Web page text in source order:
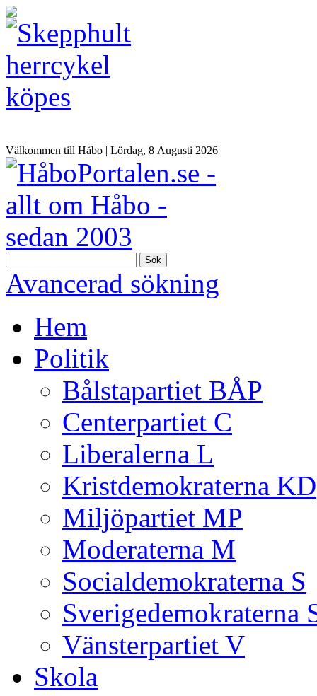
Välkommen till Håbo | Lördag, 8 Αugusti 2026
Sök
Avancerad sökning
Hem
Politik
Bålstapartiet BÅP
Centerpartiet C
Liberalerna L
Kristdemokraterna KD
Miljöpartiet MP
Moderaterna M
Socialdemokraterna S
Sverigedemokraterna
Vänsterpartiet V
Skola